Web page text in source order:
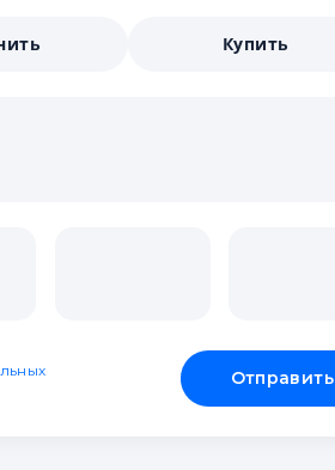
Купить
Отправить